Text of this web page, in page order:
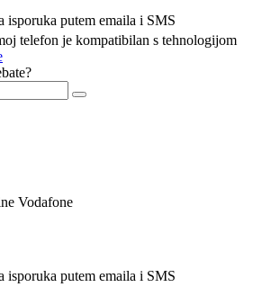
isporuka putem emaila i SMS
telefon je kompatibilan s tehnologijom
Vodafone
isporuka putem emaila i SMS